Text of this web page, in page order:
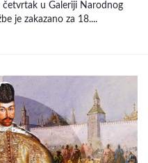
u Galeriji Narodnog
je zakazano za 18....